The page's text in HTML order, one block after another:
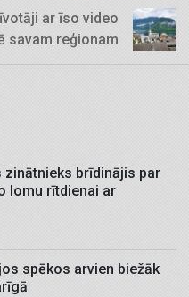
ar īso video
savam reģionam
zinātnieks brīdinājis par
lomu rītdienai ar
spēkos arvien biežāk